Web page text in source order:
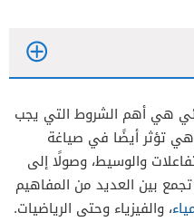
هي أهم الشروط التي يجب
وهي تؤثر أيضًا في صياغة
والوسيط، وصولًا إلى
تجمع بين العديد من المفاهيم
، والفيزياء وحتى الرياضيات.